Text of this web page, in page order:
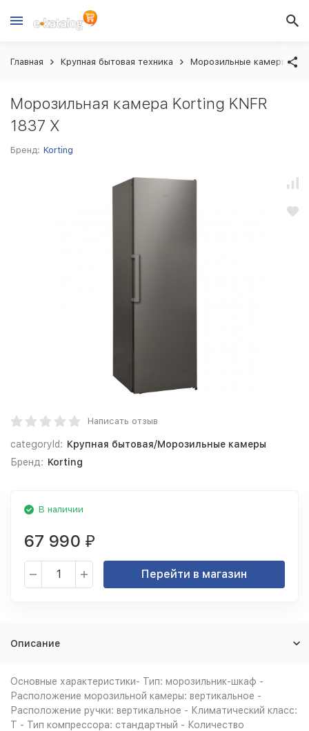
Главная Крупная бытовая техника Морозильные камеры
Морозильная камера Korting KNFR
1837 X
Бренд: Korting
Написать отзыв
categoryId: Крупная бытовая/Морозильные камеры
Бренд: Korting
В наличии
67 990 ₽
Перейти в магазин
Описание
Основные характеристики- Тип: морозильник-шкаф -
Расположение морозильной камеры: вертикальное -
Расположение ручки: вертикальное - Климатический класс:
T - Тип компрессора: стандартный - Количество